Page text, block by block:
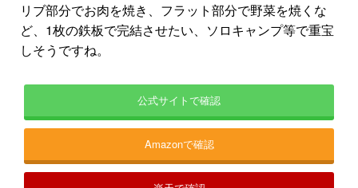
リブ部分でお肉を焼き、フラット部分で野菜を焼くな
ど、1枚の鉄板で完結させたい、ソロキャンプ等で重宝
しそうですね。
公式サイトで確認
Amazonで確認